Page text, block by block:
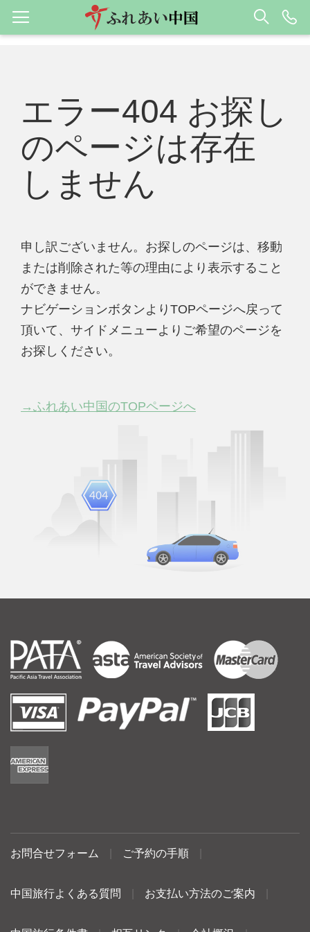
エラー404 お探し
のページは存在
しません
申し訳ございません。お探しのページは、移動
または削除された等の理由により表示すること
ができません。
ナビゲーションボタンよりTOPページへ戻って
頂いて、サイドメニューよりご希望のページを
お探しください。
→ふれあい中国のTOPページへ
お問合せフォーム ご予約の手順
中国旅行よくある質問 お支払い方法のご案内